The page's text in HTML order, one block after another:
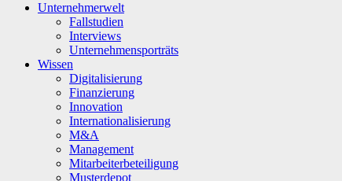
Unternehmerwelt
Fallstudien
Interviews
Unternehmensporträts
Wissen
Digitalisierung
Finanzierung
Innovation
Internationalisierung
M&A
Management
Mitarbeiterbeteiligung
Musterdepot